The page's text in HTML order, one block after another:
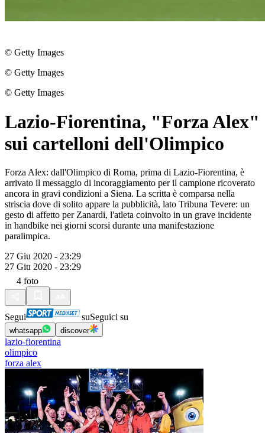
© Getty Images
© Getty Images
© Getty Images
Lazio-Fiorentina, "Forza Alex"
sui cartelloni dell'Olimpico
Forza Alex: dall'Olimpico di Roma, prima di Lazio-Fiorentina, è
arrivato il messaggio di incoraggiamento per il campione ricoverato
ancora in gravi condizioni a Siena. La scritta è comparsa nella
striscia dove di solito appare la pubblicità, lato Tribuna Tevere: un
gesto di affetto per Zanardi, l'atleta coinvolto in un grave incidente
in handbike nei giorni scorsi durante una manifestazione
paralimpica.
27 Giu 2020 - 23:29
27 Giu 2020 - 23:29
4 foto
Segui suSeguici su
whatsapp discover
lazio-fiorentina
olimpico
forza alex